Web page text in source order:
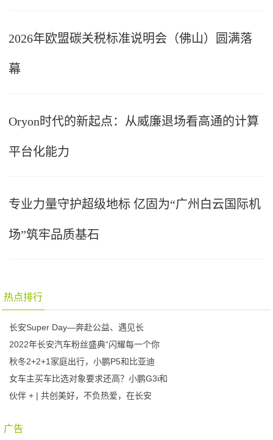
2026年欧盟碳关税标准说明会（佛山）圆满落
幕
Oryon时代的新起点：从威廉退场看高通的计算
平台化能力
专业力量守护超级地标 亿固为“广州白云国际机
场”筑牢品质基石
热点排行
长安Super Day—奔赴公益、遇见长
2022年长安汽车粉丝盛典“闪耀每一个你
秋冬2+2+1家庭出行，小鹏P5和比亚迪
女车主买车比选对象要求还高？小鹏G3i和
伙伴 + | 共创美好，不负热爱，在长安
广告